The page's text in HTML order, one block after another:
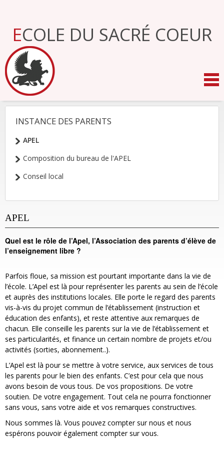
navigation
ECOLE DU SACRÉ COEUR
NAVIGATION
INSTANCE DES PARENTS
APEL
Composition du bureau de l'APEL
Conseil local
APEL
Quel est le rôle de l’Apel, l’Association des parents d’élève de
l’enseignement libre ?
Parfois floue, sa mission est pourtant importante dans la vie de
l’école. L’Apel est là pour représenter les parents au sein de l’école
et auprès des institutions locales. Elle porte le regard des parents
vis-à-vis du projet commun de l’établissement (instruction et
éducation des enfants), et reste attentive aux remarques de
chacun. Elle conseille les parents sur la vie de l’établissement et
ses particularités, et finance un certain nombre de projets et/ou
activités (sorties, abonnement..).
L’Apel est là pour se mettre à votre service, aux services de tous
les parents pour le bien des enfants. C’est pour cela que nous
avons besoin de vous tous. De vos propositions. De votre
soutien. De votre engagement. Tout cela ne pourra fonctionner
sans vous, sans votre aide et vos remarques constructives.
Nous sommes là. Vous pouvez compter sur nous et nous
espérons pouvoir également compter sur vous.